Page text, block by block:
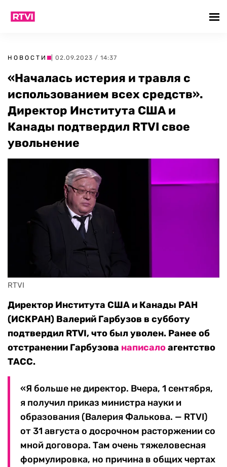
НОВОСТИ | 02.09.2023 / 14:37
«Началась истерия и травля с
использованием всех средств».
Директор Института США и
Канады подтвердил RTVI свое
увольнение
RTVI
Директор Института США и Канады РАН
(ИСКРАН) Валерий Гарбузов в субботу
подтвердил RTVI, что был уволен. Ранее об
отстранении Гарбузова написалоагентство
ТАСС.
«Я больше не директор. Вчера, 1 сентября,
я получил приказ министра науки и
образования (Валерия Фалькова. — RTVI)
от 31 августа о досрочном расторжении со
мной договора. Там очень тяжеловесная
формулировка, но причина в общих чертах